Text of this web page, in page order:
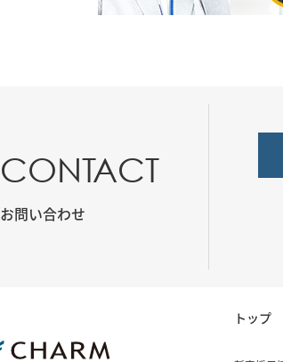
CONTACT
お問い合わせ
トップ